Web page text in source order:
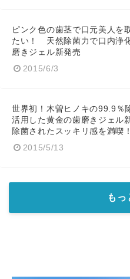
ピンク色の歯茎で口元美人を
たい！ 天然除菌力で口内浄
磨きジェル新発売
2015/6/3
世界初！木曽ヒノキの99.9％
活用した黄金の歯磨きジェル
除菌されたスッキリ感を満喫！
2015/5/13
もっ